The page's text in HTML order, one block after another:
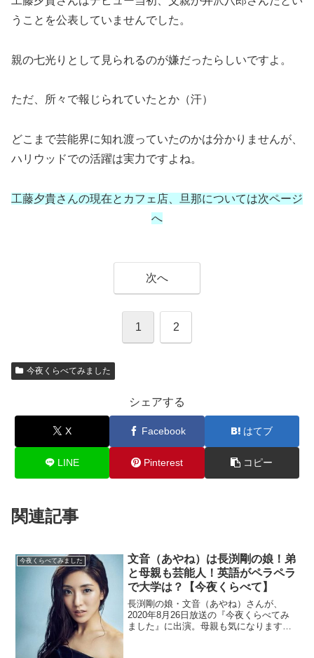
うことを公表していませんでした。
親の七光りとして見られるのが嫌だったらしいですよ。
ただ、所々で報じられていたとか（汗）
どこまで芸能界に知れ渡っていたのかは分かりませんが、
ハリウッドでの活躍は実力ですよね。
工藤夕貴さんの現在とカフェ店、旦那については次ページ
へ
次へ
1 2
今夜くらべてみました
シェアする
X Facebook はてブ
LINE Pinterest コピー
関連記事
今夜くらべてみました
文音（あやね）は長渕剛の娘！弟
と母親も芸能人！英語がペラペラ
で大学は？【今夜くらべて】
長渕剛の娘・文音（あやね）さんが、
2020年8月26日放送の『今夜くらべてみ
ました』に出演。母親も気になります